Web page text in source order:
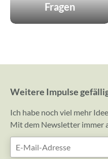
Fragen
Weitere Impulse
Ich habe noch viel mehr
Mit dem Newsletter immer
Mail-